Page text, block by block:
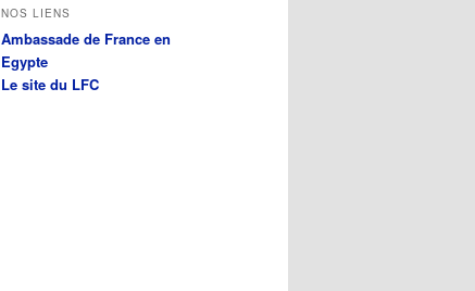
NOS LIENS
Ambassade de France en
Egypte
Le site du LFC